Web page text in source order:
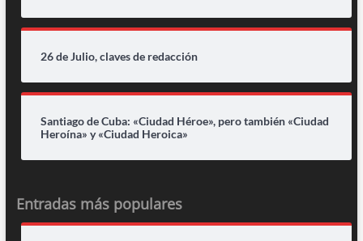
26 de Julio, claves de redacción
Santiago de Cuba: «Ciudad Héroe», pero también «Ciudad
Heroína» y «Ciudad Heroica»
Entradas más populares